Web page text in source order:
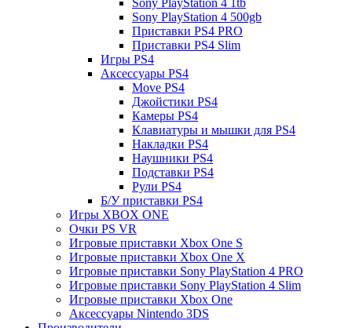
Sony PlayStation 4 500gb
Приставки PS4 PRO
Приставки PS4 Slim
Игры PS4
Аксессуары PS4
Move PS4
Джойстики PS4
Камеры PS4
Клавиатуры и мышки для PS4
Накладки PS4
Наушники PS4
Подставки PS4
Рули PS4
Б/У приставки PS4
Игры XBOX ONE
Очки PS VR
Игровые приставки Xbox One S
Игровые приставки Xbox One X
Игровые приставки Sony PlayStation 4 PRO
Игровые приставки Sony PlayStation 4 Slim
Игровые приставки Xbox One
Аксессуары Nintendo 3DS